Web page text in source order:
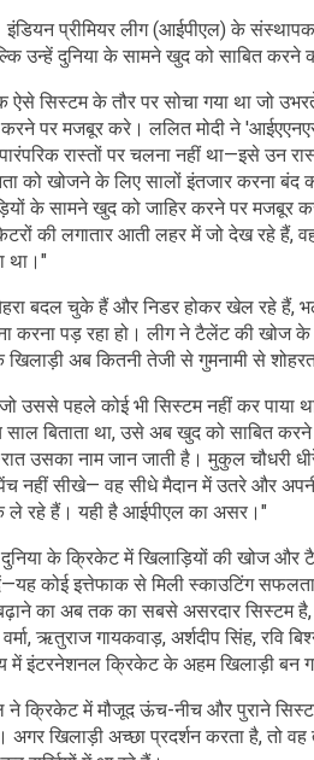
प्रीमियर लीग (आईपीएल) के संस्थापक
उन्हें दुनिया के सामने खुद को साबित करने
ऐसे सिस्टम के तौर पर सोचा गया था जो
पर मजबूर करे। ललित मोदी ने
रास्तों पर चलना नहीं था—इसे उन
को खोजने के लिए सालों इंतजार करना
के सामने खुद को जाहिर करने पर मजबूर
की लगातार आती लहर में जो देख रहे हैं,
था।"
बदल चुके हैं और निडर होकर खेल रहे हैं,
करना पड़ रहा हो। लीग ने टैलेंट की खोज
खिलाड़ी अब कितनी तेजी से गुमनामी से
उससे पहले कोई भी सिस्टम नहीं कर पाया
साल बिताता था, उसे अब खुद को साबित
रात उसका नाम जान जाती है। मुकुल
नहीं सीखे— वह सीधे मैदान में उतरे और
ले रहे हैं। यही है आईपीएल का असर।"
के क्रिकेट में खिलाड़ियों की खोज और
कोई इत्तेफाक से मिली स्काउटिंग
का अब तक का सबसे असरदार सिस्टम
ऋतुराज गायकवाड़, अर्शदीप सिंह, रवि
में इंटरनेशनल क्रिकेट के अहम खिलाड़ी बन
ने क्रिकेट में मौजूद ऊंच-नीच और पुराने
अगर खिलाड़ी अच्छा प्रदर्शन करता है, तो